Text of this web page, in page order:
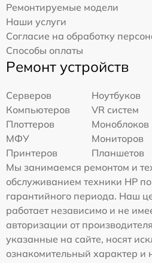
Ремонтируемые модели
Наши услуги
Согласие на обработку
Способы оплаты
Ремонт устройств
Серверов
Ноутбуков
Компьютеров
VR систем
Плоттеров
Моноблоков
МФУ
Мониторов
Принтеров
Планшетов
Мы занимаемся ремонтом и
обслуживанием техники HP
гарантийного периода. Наш
работает независимо и не
авторизации от
указанные на сайте, носят
ознакомительный характер и